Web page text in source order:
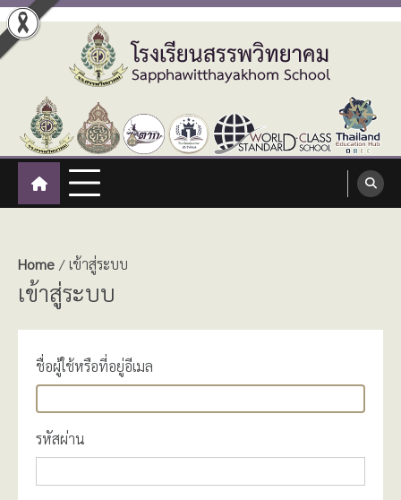
Skip
to
content
โรงเรียนสรรพวิทยาคม
:: โรงเรียนสรรพวิทยาคม อำเภอแม่สอด จังหวัดตาก ::
Sapphawitthayakhom School
Home เข้าสู่ระบบ
เข้าสู่ระบบ
ชื่อผู้ใช้หรือที่อยู่อีเมล
รหัสผ่าน